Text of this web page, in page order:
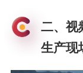
二、视
生产现